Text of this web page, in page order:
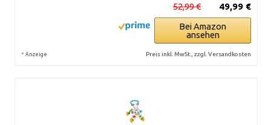
49,99 €
52,99 €
Bei Amazon
ansehen
* Anzeige Preis inkl. MwSt., zzgl. Versandkosten